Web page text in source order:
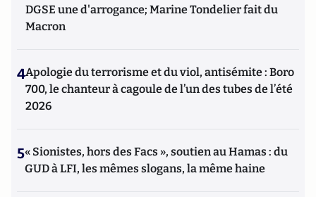
DGSE une d'arrogance; Marine Tondelier fait du
Macron
4Apologie du terrorisme et du viol, antisémite : Boro
700, le chanteur à cagoule de l’un des tubes de l’été
2026
5« Sionistes, hors des Facs », soutien au Hamas : du
GUD à LFI, les mêmes slogans, la même haine